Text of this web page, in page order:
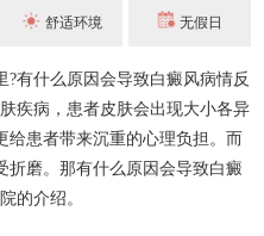
舒适环境 无假日
?有什么原因会导致白癜风病情反
疾病，患者皮肤会出现大小各异
给患者带来沉重的心理负担。而
折磨。那有什么原因会导致白癜
的介绍。